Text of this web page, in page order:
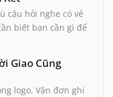
câu hỏi nghe có vẻ
biết bạn cần gì để
Giao Cũng
logo. Vận đơn ghi